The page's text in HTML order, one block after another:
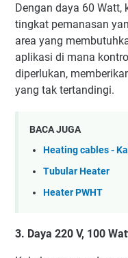
Dengan daya 60 Watt,
tingkat pemanasan
area yang
aplikasi di mana
diperlukan,
yang tak tertandingi.
BACA JUGA
Heating cables -
Tubular Heater
Heater PWHT
3. Daya 220 V, 100